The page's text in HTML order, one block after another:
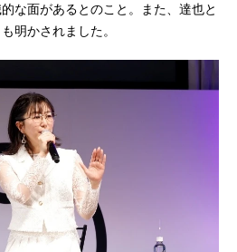
な面があるとのこと。また、達也と
明かされました。